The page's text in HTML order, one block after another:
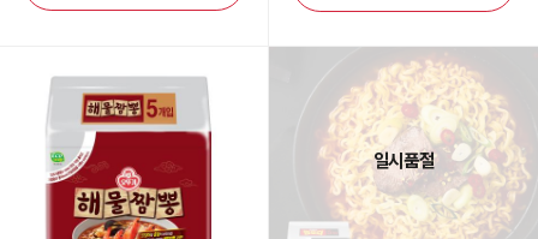
일시품절